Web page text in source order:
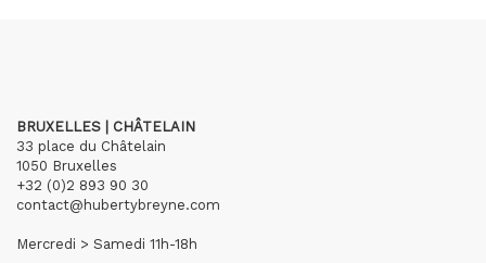
BRUXELLES | CHÂTELAIN
33 place du Châtelain
1050 Bruxelles
+32 (0)2 893 90 30
contact@hubertybreyne.com
Mercredi > Samedi 11h-18h